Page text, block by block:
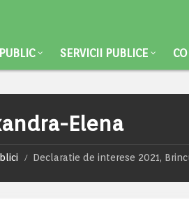
SERVICII PUBLICE
Elena
Declaratie de interese 2021,